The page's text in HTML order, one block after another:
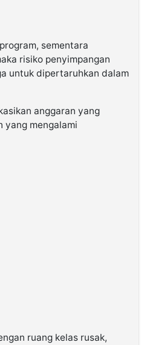
sementara
risiko penyimpangan
untuk dipertaruhkan dalam
anggaran yang
yang mengalami
ruang kelas rusak,